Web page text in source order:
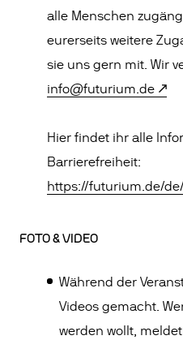
alle Menschen
eurerseits weitere
sie uns gern mit. Wir
info@futurium.de
Hier findet ihr alle
Barrierefreiheit:
https://futurium.de/
FOTO & VIDEO
Während der
Videos gemacht.
werden wollt,